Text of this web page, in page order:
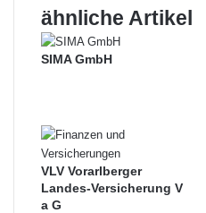
Adresse:
Tel.:
Fax.:
ähnliche Artikel
SIMA GmbH
VLV Vorarlberger
Landes-Versicherung V
a G